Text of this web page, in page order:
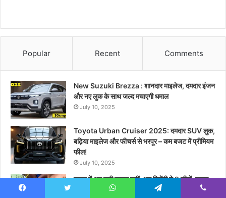
Popular Recent Comments
New Suzuki Brezza : शानदार माइलेज, दमदार इंजन
और नए लुक के साथ जल्द मचाएगी धमाल
July 10, 2025
Toyota Urban Cruiser 2025: दमदार SUV लुक,
बढ़िया माइलेज और फीचर्स से भरपूर – कम बजट में प्रीमियम
फील!
July 10, 2025
राशन में अब फ्री चावल नहीं, अब मिलेंगी ये 9 चीजें, राशन
कार्ड धारकों के लिए सरकार ने बदल दी पूरी स्कीम